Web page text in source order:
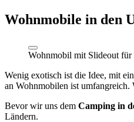
Wohnmobile in den
Wohnmobil mit Slideout für
Wenig exotisch ist die Idee, mit
an Wohnmobilen ist
Bevor wir uns dem Camping in
Ländern.